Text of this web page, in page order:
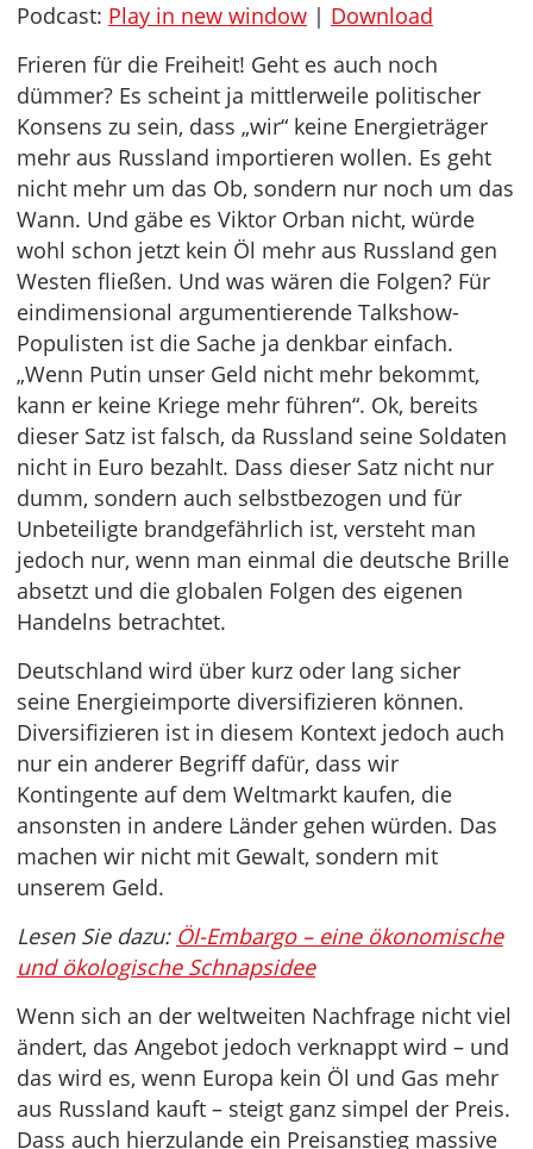
Podcast: Play in new window | Download
Frieren für die Freiheit! Geht es auch noch
dümmer? Es scheint ja mittlerweile politischer
Konsens zu sein, dass „wir“ keine Energieträger
mehr aus Russland importieren wollen. Es geht
nicht mehr um das Ob, sondern nur noch um das
Wann. Und gäbe es Viktor Orban nicht, würde
wohl schon jetzt kein Öl mehr aus Russland gen
Westen fließen. Und was wären die Folgen? Für
eindimensional argumentierende Talkshow-
Populisten ist die Sache ja denkbar einfach.
„Wenn Putin unser Geld nicht mehr bekommt,
kann er keine Kriege mehr führen“. Ok, bereits
dieser Satz ist falsch, da Russland seine Soldaten
nicht in Euro bezahlt. Dass dieser Satz nicht nur
dumm, sondern auch selbstbezogen und für
Unbeteiligte brandgefährlich ist, versteht man
jedoch nur, wenn man einmal die deutsche Brille
absetzt und die globalen Folgen des eigenen
Handelns betrachtet.
Deutschland wird über kurz oder lang sicher
seine Energieimporte diversifizieren können.
Diversifizieren ist in diesem Kontext jedoch auch
nur ein anderer Begriff dafür, dass wir
Kontingente auf dem Weltmarkt kaufen, die
ansonsten in andere Länder gehen würden. Das
machen wir nicht mit Gewalt, sondern mit
unserem Geld.
Lesen Sie dazu: Öl-Embargo – eine ökonomische
und ökologische Schnapsidee
Wenn sich an der weltweiten Nachfrage nicht viel
ändert, das Angebot jedoch verknappt wird – und
das wird es, wenn Europa kein Öl und Gas mehr
aus Russland kauft – steigt ganz simpel der Preis.
Dass auch hierzulande ein Preisanstieg massive